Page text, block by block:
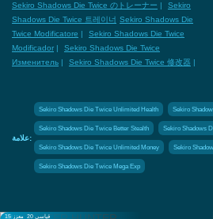
Sekiro Shadows Die Twice のトレーナー
Sekiro
Shadows Die Twice 트레이너 Sekiro Shadows Die
Twice Modificatore
Sekiro Shadows Die Twice
Modificador
Sekiro Shadows Die Twice
Изменитель
Sekiro Shadows Die Twice 修改器
علامة:
Sekiro Shadows Die Twice Unlimited Health Sekiro
Sekiro Shadows Die Twice Better Stealth Sekiro Shadows
Sekiro Shadows Die Twice Unlimited Money Sekiro
Sekiro Shadows Die Twice Mega Exp
قياسي 20 معزز 15